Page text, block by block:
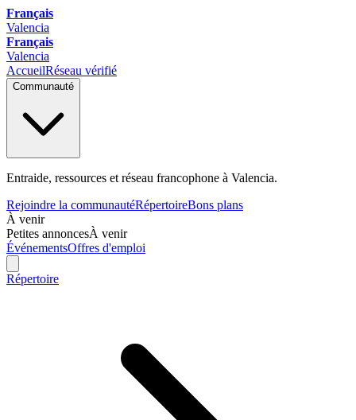
Français
Valencia
Français
Valencia
AccueilRéseau vérifié
Communauté
Entraide, ressources et réseau francophone à Valencia.
Rejoindre la communautéRépertoireBons plans
À venir
Petites annoncesÀ venir
ÉvénementsOffres d'emploi
Répertoire